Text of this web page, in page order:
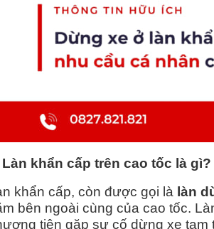
Làn khẩn cấp trên cao tốc là gì?
khẩn cấp, còn được gọi là làn
bên ngoài cùng của cao tốc.
tiện gặp sự cố dừng xe tạm